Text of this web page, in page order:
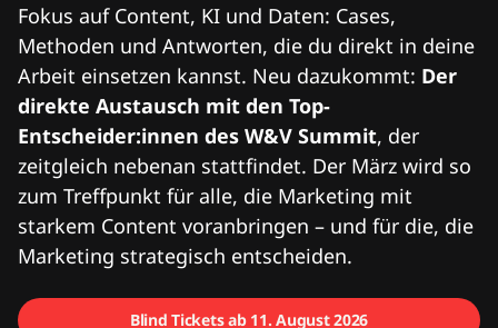
Fokus auf Content, KI und Daten: Cases,
Methoden und Antworten, die du direkt in deine
Arbeit einsetzen kannst. Neu dazukommt: Der
direkte Austausch mit den Top-
Entscheider:innen des W&V Summit, der
zeitgleich nebenan stattfindet. Der März wird so
zum Treffpunkt für alle, die Marketing mit
starkem Content voranbringen – und für die, die
Marketing strategisch entscheiden.
Blind Tickets ab 11. August 2026